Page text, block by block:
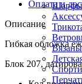
Шарфы
Оплата и
Описание
Гибкая обложка
Блок 207,